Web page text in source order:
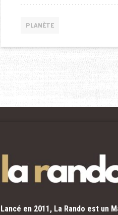
PLANÈTE
Lancé en 2011, La Rando est un